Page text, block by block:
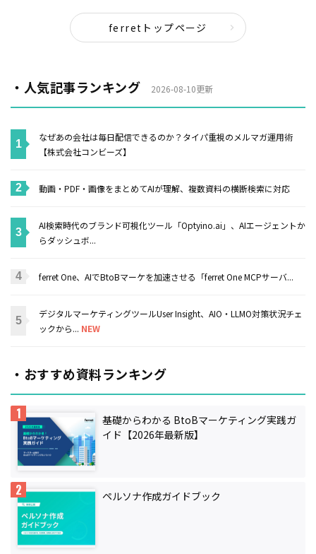
ferretトップページ
・人気記事ランキング 2026-08-10更新
なぜあの会社は毎日配信できるのか？タイパ重視のメルマガ運用術
【株式会社コンビーズ】
動画・PDF・画像をまとめてAIが理解、複数資料の横断検索に対応
AI検索時代のブランド可視化ツール「Optyino.ai」、AIエージェントか
らダッシュボ...
ferret One、AIでBtoBマーケを加速させる「ferret One MCPサーバ...
デジタルマーケティングツールUser Insight、AIO・LLMO対策状況チェ
ックから... NEW
・おすすめ資料ランキング
基礎からわかる BtoBマーケティング実践ガ
イド【2026年最新版】
ペルソナ作成ガイドブック